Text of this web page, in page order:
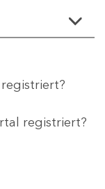
registriert?